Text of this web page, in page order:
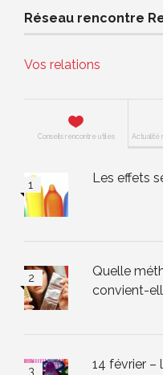
Réseau rencontre
Vos relations
Conseils rencontre utiles Actualité
Les effets
Quelle
convient-
14 février –